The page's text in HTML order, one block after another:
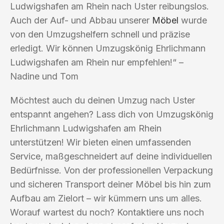
Ludwigshafen am Rhein nach Uster reibungslos.
Auch der Auf- und Abbau unserer Möbel wurde
von den Umzugshelfern schnell und präzise
erledigt. Wir können Umzugskönig Ehrlichmann
Ludwigshafen am Rhein nur empfehlen!“ –
Nadine und Tom
Möchtest auch du deinen Umzug nach Uster
entspannt angehen? Lass dich von Umzugskönig
Ehrlichmann Ludwigshafen am Rhein
unterstützen! Wir bieten einen umfassenden
Service, maßgeschneidert auf deine individuellen
Bedürfnisse. Von der professionellen Verpackung
und sicheren Transport deiner Möbel bis hin zum
Aufbau am Zielort – wir kümmern uns um alles.
Worauf wartest du noch? Kontaktiere uns noch